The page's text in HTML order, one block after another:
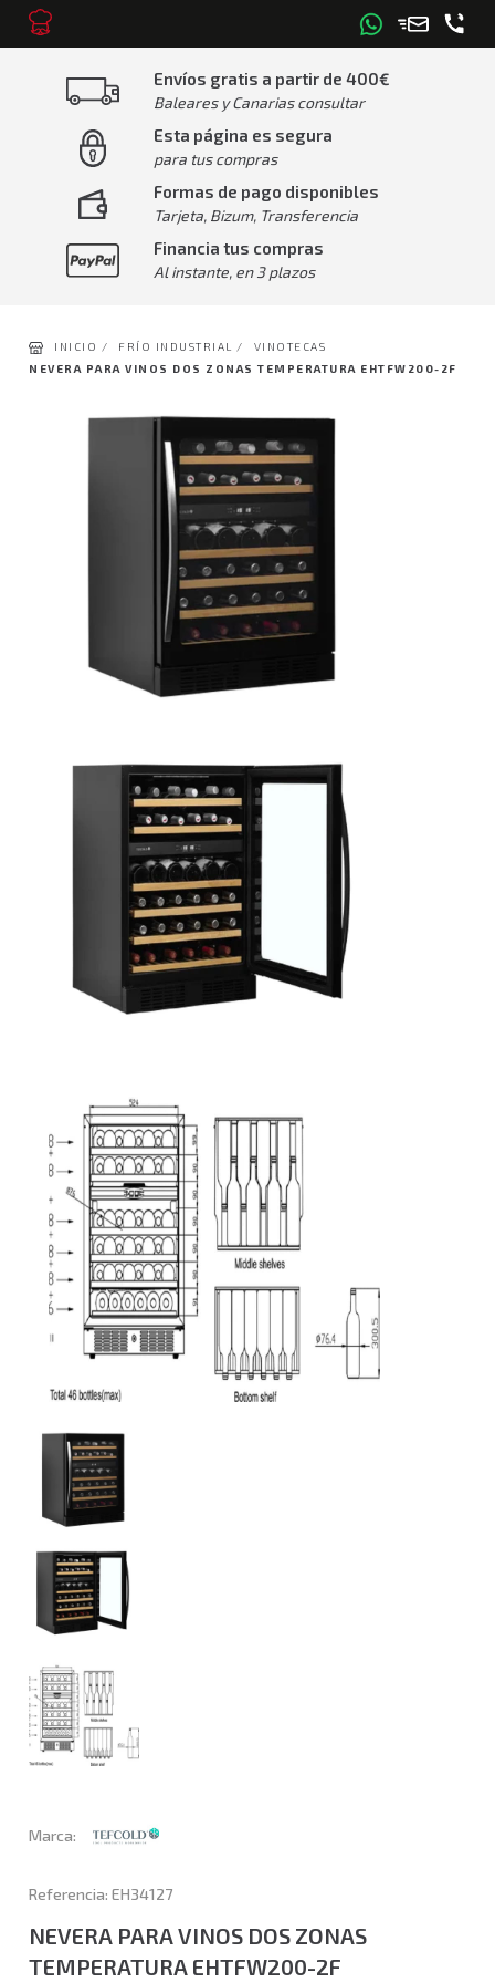
Envíos gratis a partir de 400€
Baleares y Canarias consultar
Esta página es segura
para tus compras
Formas de pago disponibles
Tarjeta, Bizum, Transferencia
Financia tus compras
Al instante, en 3 plazos
INICIO / FRÍO INDUSTRIAL /
VINOTECAS
NEVERA PARA VINOS DOS ZONAS TEMPERATURA EHTFW200-2F
Marca:
Referencia: EH34127
NEVERA PARA VINOS DOS ZONAS
TEMPERATURA EHTFW200-2F